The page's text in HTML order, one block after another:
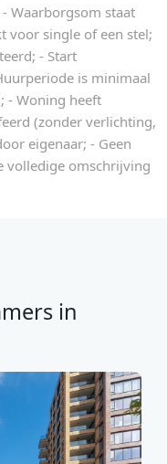
Waarborgsom staat
voor single of een stel;
- Start
is minimaal
- Woning heeft
(zonder verlichting,
eigenaar; - Geen
volledige omschrijving
in